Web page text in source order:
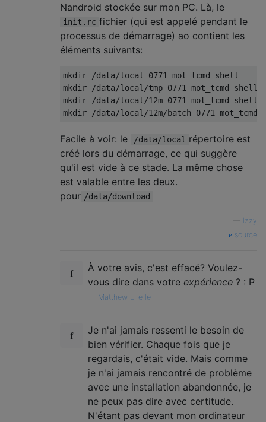
Nandroid stockée sur mon PC. Là, le
init.rc fichier (qui est appelé pendant le
processus de démarrage) ao contient les
éléments suivants:
mkdir /data/local 0771 mot_tcmd shell
mkdir /data/local/tmp 0771 mot_tcmd shell
mkdir /data/local/12m 0771 mot_tcmd shell
Facile à voir: le /data/local répertoire est
créé lors du démarrage, ce qui suggère
qu'il est vide à ce stade. La même chose
est valable entre les deux.
pour /data/download
Izzy
source
À votre avis, c'est effacé? Voulez-
vous dire dans votre expérience ? : P
Matthew Lire le
Je n'ai jamais ressenti le besoin de
bien vérifier. Chaque fois que je
regardais, c'était vide. Mais comme
je n'ai jamais rencontré de problème
avec une installation abandonnée, je
ne peux pas dire avec certitude.
N'étant pas devant mon ordinateur